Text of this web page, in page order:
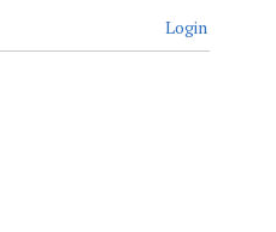
Login